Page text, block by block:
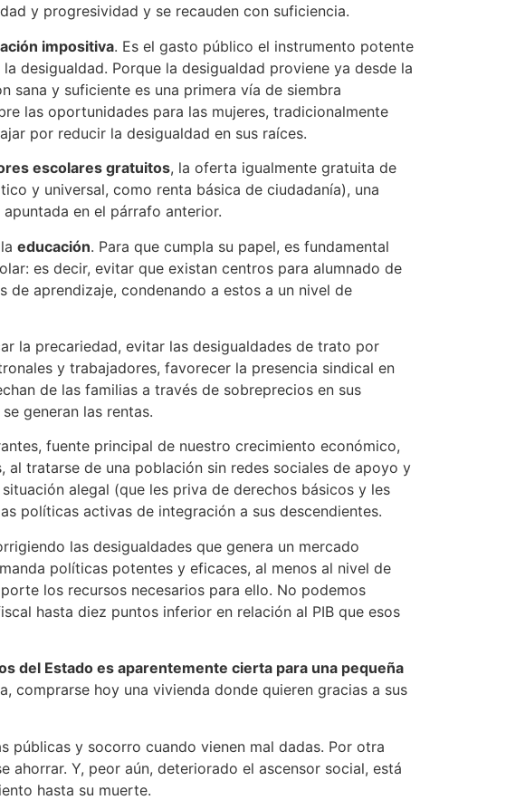
y progresividad y se recauden con suficiencia.
impositiva. Es el gasto público el instrumento potente
desigualdad. Porque la desigualdad proviene ya desde la
sana y suficiente es una primera vía de siembra
las oportunidades para las mujeres, tradicionalmente
por reducir la desigualdad en sus raíces.
escolares gratuitos, la oferta igualmente gratuita de
y universal, como renta básica de ciudadanía), una
en el párrafo anterior.
educación. Para que cumpla su papel, es fundamental
es decir, evitar que existan centros para alumnado de
aprendizaje, condenando a estos a un nivel de
la precariedad, evitar las desigualdades de trato por
y trabajadores, favorecer la presencia sindical en
de las familias a través de sobreprecios en sus
generan las rentas.
fuente principal de nuestro crecimiento económico,
tratarse de una población sin redes sociales de apoyo y
alegal (que les priva de derechos básicos y les
políticas activas de integración a sus descendientes.
las desigualdades que genera un mercado
políticas potentes y eficaces, al menos al nivel de
los recursos necesarios para ello. No podemos
hasta diez puntos inferior en relación al PIB que esos
del Estado es aparentemente cierta para una pequeña
comprarse hoy una vivienda donde quieren gracias a sus
y socorro cuando vienen mal dadas. Por otra
Y, peor aún, deteriorado el ascensor social, está
hasta su muerte.